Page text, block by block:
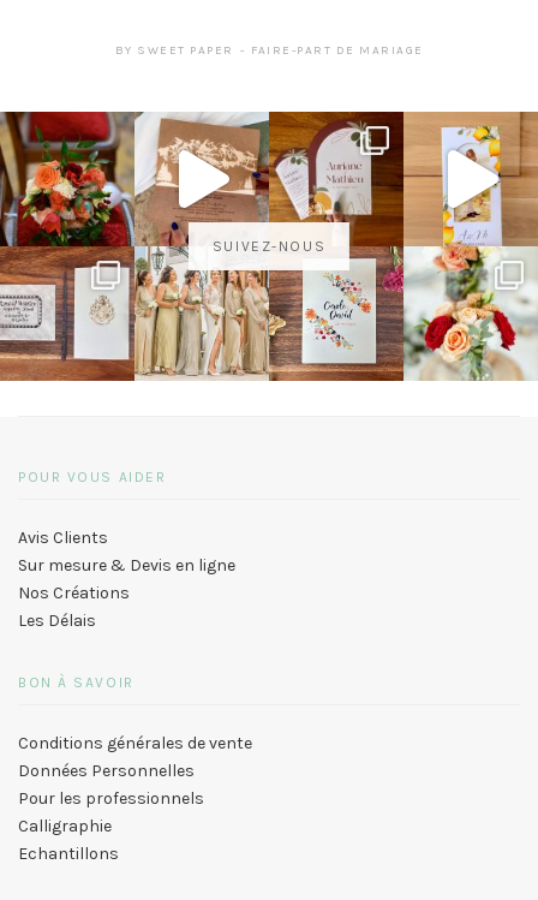
BY SWEET PAPER FAIRE-PART DE MARIAGE
SUIVEZ-NOUS
POUR VOUS AIDER
Avis Clients
Sur mesure & Devis en ligne
Nos Créations
Les Délais
BON À SAVOIR
Conditions générales de vente
Données Personnelles
Pour les professionnels
Calligraphie
Echantillons